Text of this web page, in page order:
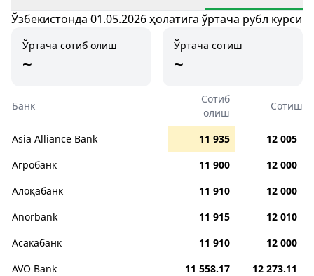
Ўзбекистонда 01.05.2026 ҳолатига ўртача рубл курси
Ўртача сотиб олиш
~
Ўртача сотиш
~
Банк
Сотиб
олиш
Сотиш
Asia Alliance Bank 11 935
12 005
Агробанк
11 900
12 000
Алоқабанк
11 910
12 000
Anorbank
11 915
12 010
Асакабанк
11 910
12 000
AVO Bank
11 558.17
12 273.11